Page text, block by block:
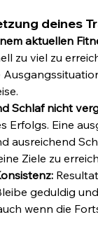
deines
aktuellen
zu viel zu
Schlaf nicht
Erfolgs. Eine
ausreichend
Ziele zu
geduldig
wenn die